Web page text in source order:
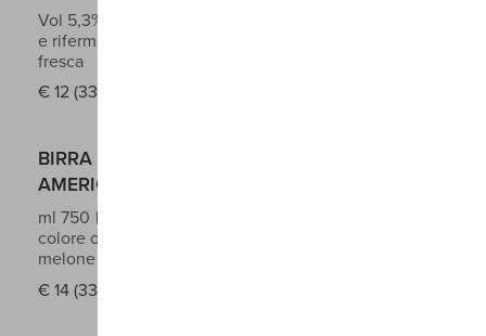
Vol 5,3%
e rifermentata in bottiglia. Note floreali, snella e
fresca
€ 12 (330ml) € 25 (750ml)
BIRRA DEL BOSCO FROGGY HOPS
AMERICAN IPA
ml 750
colore oro con note tropicali quali pompelmo
melone e frutto della passione
€ 14 (330ml) € 28 (750ml)